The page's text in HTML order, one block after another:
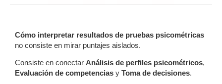
Cómo interpretar resultados de pruebas psicométricas
no consiste en mirar puntajes aislados.
Consiste en conectar Análisis de perfiles psicométricos,
Evaluación de competencias y Toma de decisiones.